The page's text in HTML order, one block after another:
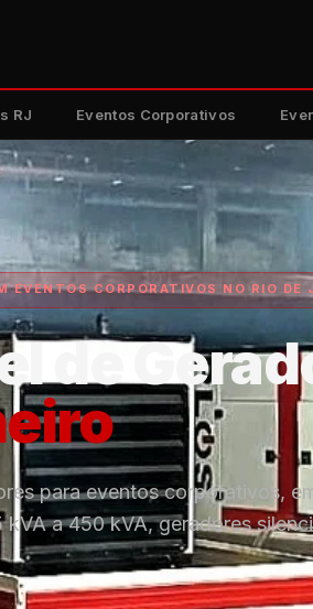
RJ Eventos Corporativos
EVENTOS CORPORATIVOS NO RIO DE
de
para eventos corporativos,
kVA a 450 kVA, geradores